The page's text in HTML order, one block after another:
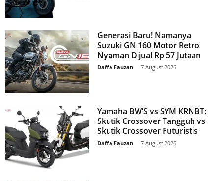
Generasi Baru! Namanya
Suzuki GN 160 Motor Retro
Nyaman Dijual Rp 57 Jutaan
Daffa Fauzan 7 August 2026
Yamaha BW’S vs SYM KRNBT:
Skutik Crossover Tangguh vs
Skutik Crossover Futuristis
Daffa Fauzan 7 August 2026